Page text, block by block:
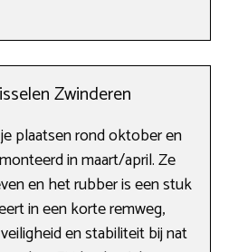
Zwinderen
plaatsen rond oktober en
in maart/april. Ze
en het rubber is een stuk
in een korte remweg,
en stabiliteit bij nat